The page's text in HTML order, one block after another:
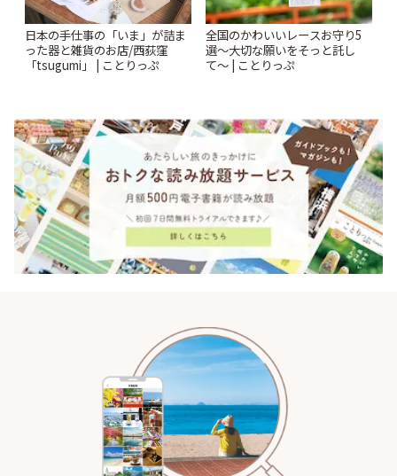
日本の手仕事の「いま」が詰ま
った器と雑貨のお店/西荻窪
「tsugumi」 | ことりっぷ
全国のかわいいレースお守り5
選〜大切な願いをそっと託し
て〜 | ことりっぷ